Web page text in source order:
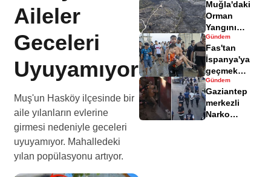
Aileler
Geceleri
Uyuyamıyor
Muş'un Hasköy ilçesinde bir
aile yılanların evlerine
girmesi nedeniyle geceleri
uyuyamıyor. Mahalledeki
yılan popülasyonu artıyor.
yaralandı
Muğla'daki
Orman
Yangını
Sonrası
Zarar Gören
Alanlar
Havadisinde
Gündem
Fas'tan
İspanya'ya
geçmek
isteyen
göçmenler
geri döndü
Gündem
Gaziantep
merkezli
Narko